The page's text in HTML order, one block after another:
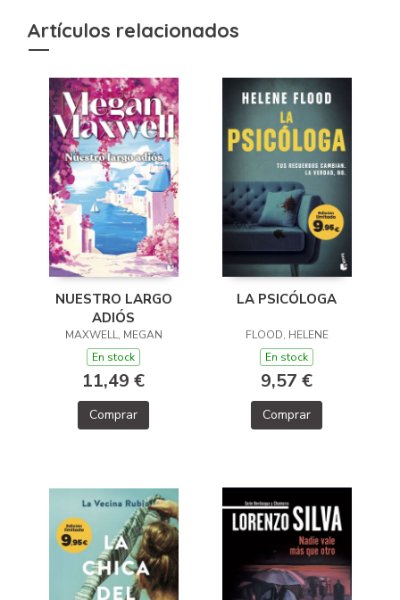
Artículos relacionados
NUESTRO LARGO
ADIÓS
MAXWELL, MEGAN
En stock
11,49 €
Comprar
LA PSICÓLOGA
FLOOD, HELENE
En stock
9,57 €
Comprar